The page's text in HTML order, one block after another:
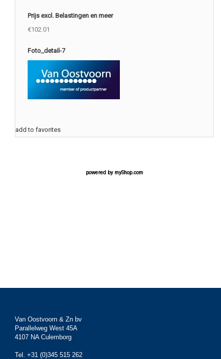
Prijs excl. Belastingen en meer
€102.01
Foto_detail-7
add to favorites
powered by myShop.com
Van Oostvoorn & Zn bv
Parallelweg West 45A
4107 NA Culemborg
Tel. +31 (0)345 515 262